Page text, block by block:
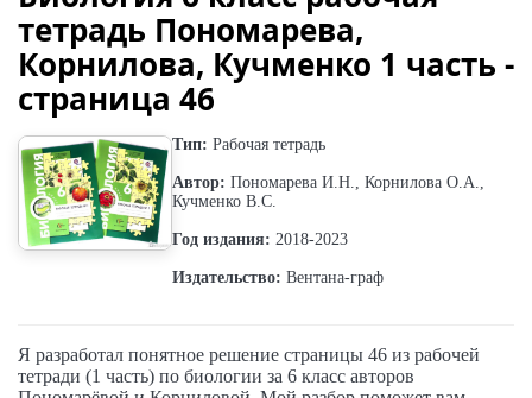
тетрадь Пономарева,
Корнилова, Кучменко 1 часть -
страница 46
Тип: Рабочая тетрадь
Автор: Пономарева И.Н., Корнилова О.А.,
Кучменко В.С.
Год издания: 2018-2023
Издательство: Вентана-граф
Я разработал понятное решение страницы 46 из рабочей
тетради (1 часть) по биологии за 6 класс авторов